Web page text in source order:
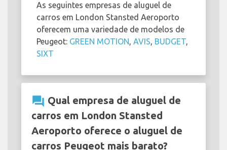
As seguintes empresas de aluguel de
carros em London Stansted Aeroporto
oferecem uma variedade de modelos de
Peugeot: GREEN MOTION, AVIS, BUDGET,
SIXT
question_answer Qual empresa de aluguel de
carros em London Stansted
Aeroporto oferece o aluguel de
carros Peugeot mais barato?